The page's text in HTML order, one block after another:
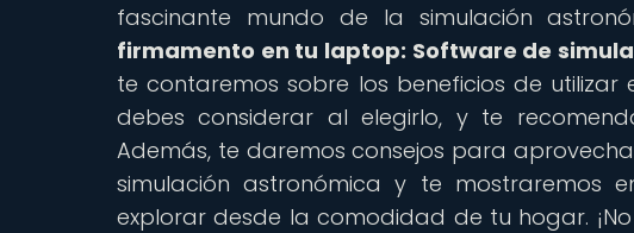
fascinante mundo de la simulación
firmamento en tu laptop: Software de
te contaremos sobre los beneficios de
debes considerar al elegirlo, y te
Además, te daremos consejos para
simulación astronómica y te mostraremos
explorar desde la comodidad de tu hogar.